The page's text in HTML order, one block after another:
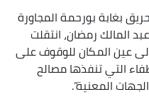
بغابة بورحمة المجاورة
بن عبد المالك رمضان، انتقلت
عين المكان للوقوف على
التي تنفذها مصالح
المعنية”.